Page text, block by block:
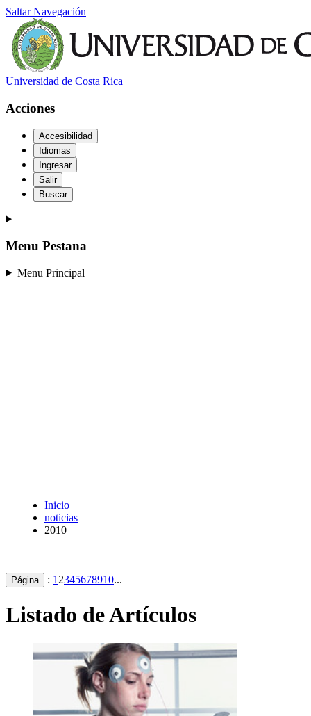
Saltar Navegación
Universidad de Costa Rica
Acciones
Accesibilidad
Idiomas
Ingresar
Salir
Buscar
Menu Pestana
Menu Principal
Inicio
noticias
2010
Página : 1 2345678910...
Listado de Artículos